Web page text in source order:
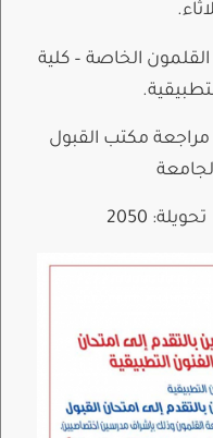
الخاصة – كلية
مكتب القبول